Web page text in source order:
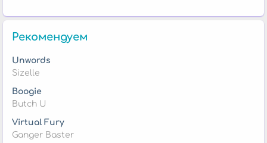
Рекомендуем
Unwords
Sizelle
Boogie
Butch U
Virtual Fury
Ganger Baster